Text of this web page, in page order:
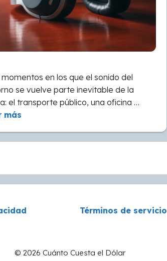
en los que el sonido del
se vuelve parte inevitable de la
el transporte público, una oficina …
más
Términos de servicio
© 2026 Cuánto Cuesta el Dólar